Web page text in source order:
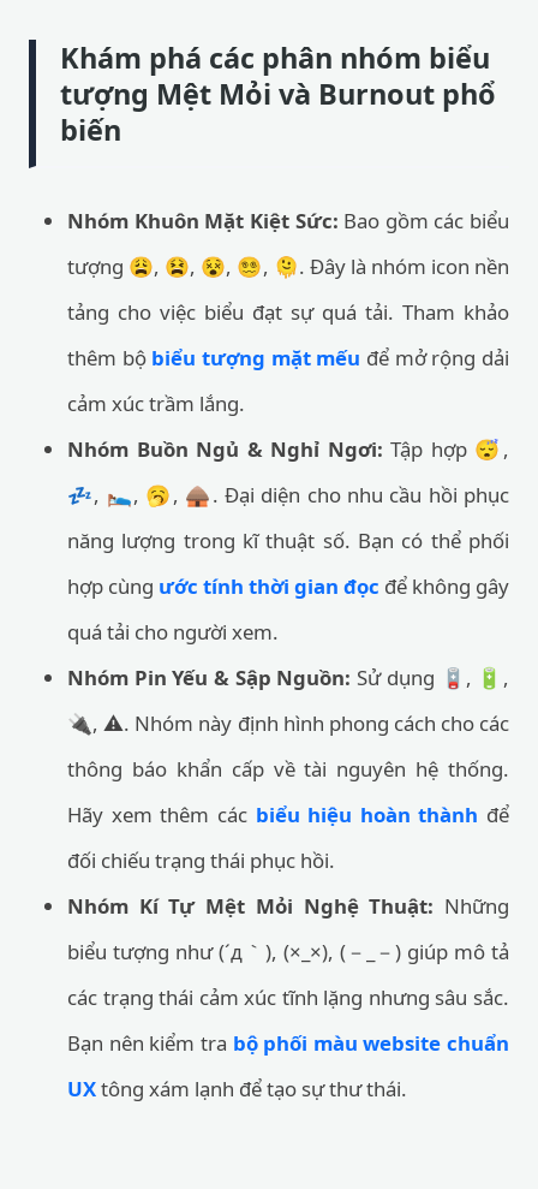
Khám phá các phân nhóm biểu
tượng Mệt Mỏi và Burnout phổ
biến
Nhóm Khuôn Mặt Kiệt Sức: Bao gồm các biểu
tượng 😩, 😫, 😵, 😵‍💫, 🫠. Đây là nhóm icon nền
tảng cho việc biểu đạt sự quá tải. Tham khảo
thêm bộ biểu tượng mặt mếu để mở rộng dải
cảm xúc trầm lắng.
Nhóm Buồn Ngủ & Nghỉ Ngơi: Tập hợp 😴,
💤, 🛌, 🥱, 🛖. Đại diện cho nhu cầu hồi phục
năng lượng trong kĩ thuật số. Bạn có thể phối
hợp cùng ước tính thời gian đọc để không gây
quá tải cho người xem.
Nhóm Pin Yếu & Sập Nguồn: Sử dụng 🪫, 🔋,
🔌, ⚠️. Nhóm này định hình phong cách cho các
thông báo khẩn cấp về tài nguyên hệ thống.
Hãy xem thêm các biểu hiệu hoàn thành để
đối chiếu trạng thái phục hồi.
Nhóm Kí Tự Mệt Mỏi Nghệ Thuật: Những
biểu tượng như (´д｀), (×_×), (－_－) giúp mô tả
các trạng thái cảm xúc tĩnh lặng nhưng sâu sắc.
Bạn nên kiểm tra bộ phối màu website chuẩn
UXtông xám lạnh để tạo sự thư thái.